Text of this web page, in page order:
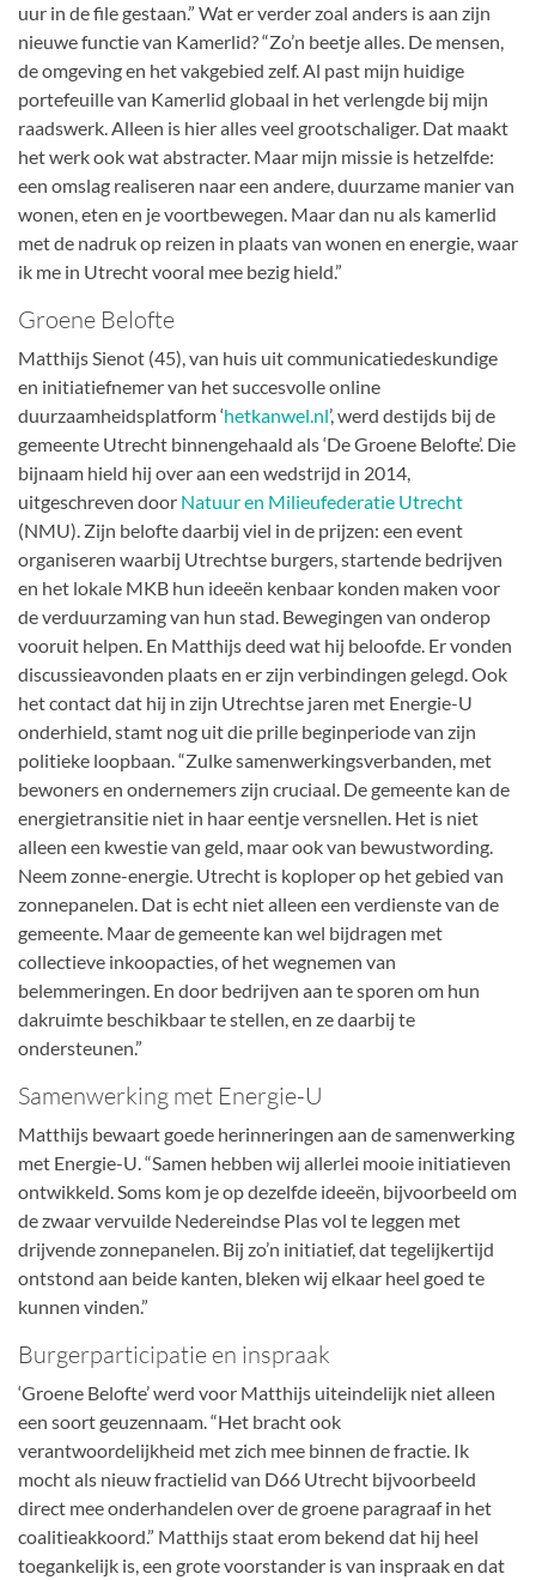
uur in de file gestaan.” Wat er verder zoal anders is aan zijn
nieuwe functie van Kamerlid? “Zo’n beetje alles. De mensen,
de omgeving en het vakgebied zelf. Al past mijn huidige
portefeuille van Kamerlid globaal in het verlengde bij mijn
raadswerk. Alleen is hier alles veel grootschaliger. Dat maakt
het werk ook wat abstracter. Maar mijn missie is hetzelfde:
een omslag realiseren naar een andere, duurzame manier van
wonen, eten en je voortbewegen. Maar dan nu als kamerlid
met de nadruk op reizen in plaats van wonen en energie, waar
ik me in Utrecht vooral mee bezig hield.”
Groene Belofte
Matthijs Sienot (45), van huis uit communicatiedeskundige
en initiatiefnemer van het succesvolle online
duurzaamheidsplatform ‘hetkanwel.nl’, werd destijds bij de
gemeente Utrecht binnengehaald als ‘De Groene Belofte’. Die
bijnaam hield hij over aan een wedstrijd in 2014,
uitgeschreven door Natuur en Milieufederatie Utrecht
(NMU). Zijn belofte daarbij viel in de prijzen: een event
organiseren waarbij Utrechtse burgers, startende bedrijven
en het lokale MKB hun ideeën kenbaar konden maken voor
de verduurzaming van hun stad. Bewegingen van onderop
vooruit helpen. En Matthijs deed wat hij beloofde. Er vonden
discussieavonden plaats en er zijn verbindingen gelegd. Ook
het contact dat hij in zijn Utrechtse jaren met Energie-U
onderhield, stamt nog uit die prille beginperiode van zijn
politieke loopbaan. “Zulke samenwerkingsverbanden, met
bewoners en ondernemers zijn cruciaal. De gemeente kan de
energietransitie niet in haar eentje versnellen. Het is niet
alleen een kwestie van geld, maar ook van bewustwording.
Neem zonne-energie. Utrecht is koploper op het gebied van
zonnepanelen. Dat is echt niet alleen een verdienste van de
gemeente. Maar de gemeente kan wel bijdragen met
collectieve inkoopacties, of het wegnemen van
belemmeringen. En door bedrijven aan te sporen om hun
dakruimte beschikbaar te stellen, en ze daarbij te
ondersteunen.”
Samenwerking met Energie-U
Matthijs bewaart goede herinneringen aan de samenwerking
met Energie-U. “Samen hebben wij allerlei mooie initiatieven
ontwikkeld. Soms kom je op dezelfde ideeën, bijvoorbeeld om
de zwaar vervuilde Nedereindse Plas vol te leggen met
drijvende zonnepanelen. Bij zo’n initiatief, dat tegelijkertijd
ontstond aan beide kanten, bleken wij elkaar heel goed te
kunnen vinden.”
Burgerparticipatie en inspraak
‘Groene Belofte’ werd voor Matthijs uiteindelijk niet alleen
een soort geuzennaam. “Het bracht ook
verantwoordelijkheid met zich mee binnen de fractie. Ik
mocht als nieuw fractielid van D66 Utrecht bijvoorbeeld
direct mee onderhandelen over de groene paragraaf in het
coalitieakkoord.” Matthijs staat erom bekend dat hij heel
toegankelijk is, een grote voorstander is van inspraak en dat